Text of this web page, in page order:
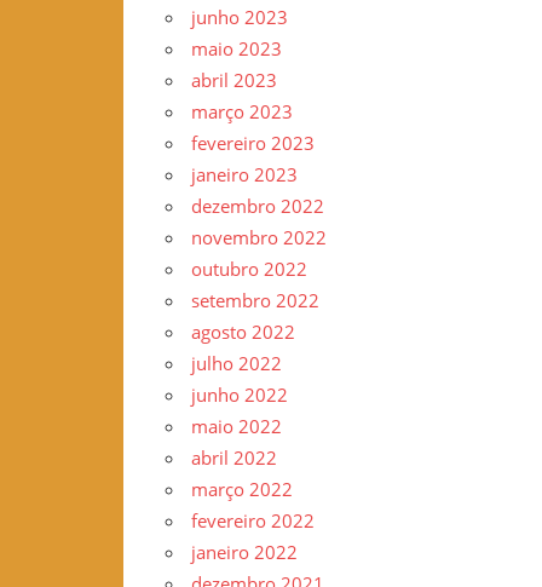
junho 2023
maio 2023
abril 2023
março 2023
fevereiro 2023
janeiro 2023
dezembro 2022
novembro 2022
outubro 2022
setembro 2022
agosto 2022
julho 2022
junho 2022
maio 2022
abril 2022
março 2022
fevereiro 2022
janeiro 2022